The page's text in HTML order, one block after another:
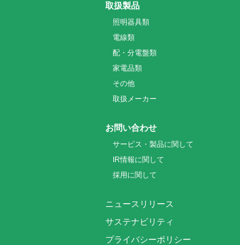
取扱製品
照明器具類
電線類
配・分電盤類
家電品類
その他
取扱メーカー
お問い合わせ
サービス・製品に関して
IR情報に関して
採用に関して
ニュースリリース
サステナビリティ
プライバシーポリシー